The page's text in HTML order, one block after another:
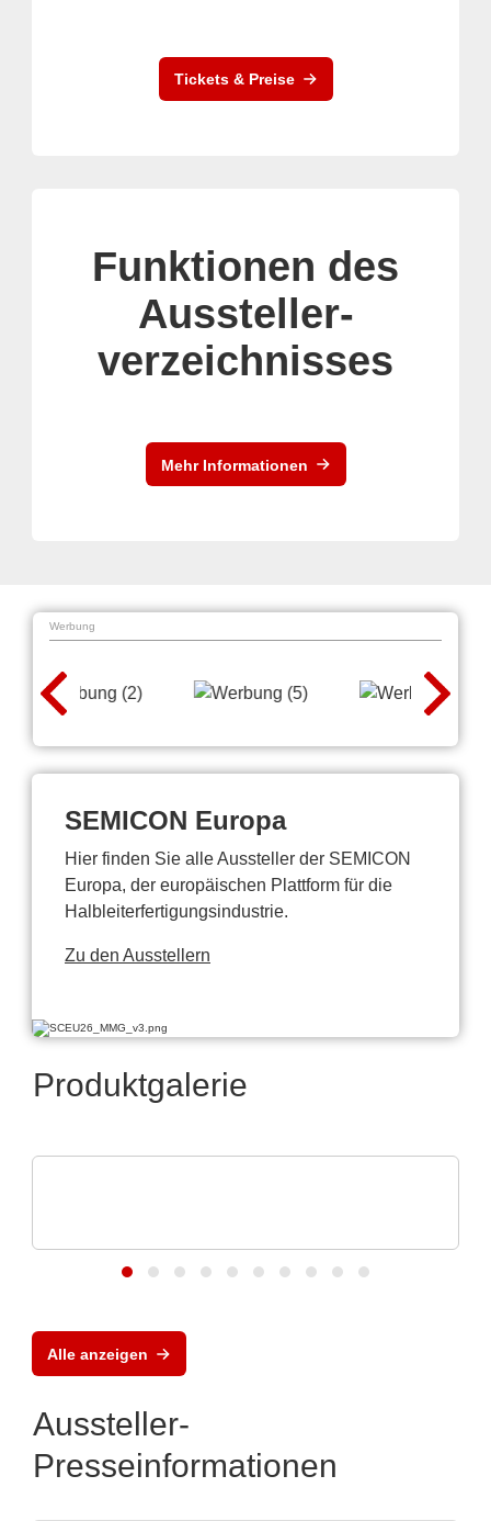
Tickets & Preise
Funktionen des
Aussteller-
verzeichnisses
Mehr Informationen
Werbung
SEMICON Europa
Hier finden Sie alle Aussteller der SEMICON
Europa, der europäischen Plattform für die
Halbleiterfertigungsindustrie.
Zu den Ausstellern
Produktgalerie
Alle anzeigen
Aussteller-
Presseinformationen